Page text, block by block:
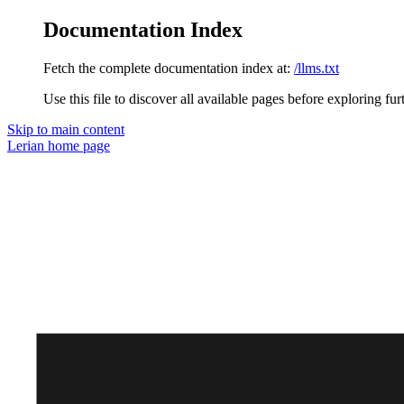
Documentation Index
Fetch the complete documentation index at: /llms.txt
Use this file to discover all available pages before exploring
Skip to main content
Lerian home page